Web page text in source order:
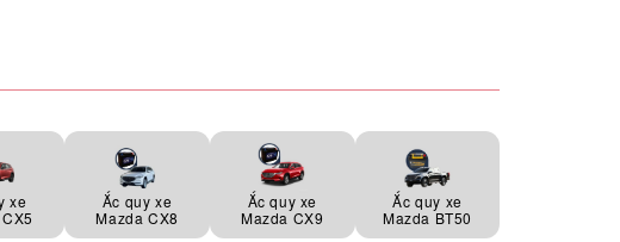
xe
Ắc quy xe
Mazda CX8
Ắc quy xe
Mazda CX9
Ắc quy xe
Mazda BT50